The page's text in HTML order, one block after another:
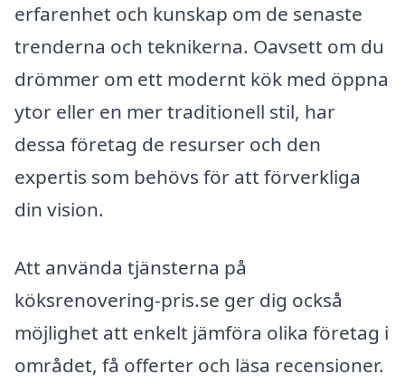
erfarenhet och kunskap om de senaste
trenderna och teknikerna. Oavsett om du
drömmer om ett modernt kök med öppna
ytor eller en mer traditionell stil, har
dessa företag de resurser och den
expertis som behövs för att förverkliga
din vision.
Att använda tjänsterna på
köksrenovering-pris.se ger dig också
möjlighet att enkelt jämföra olika företag i
området, få offerter och läsa recensioner.